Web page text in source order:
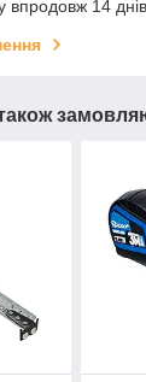
впродовж 14